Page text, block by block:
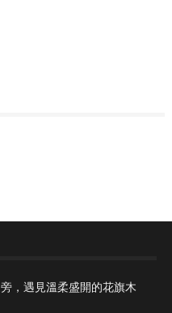
，遇見溫柔盛開的花旗木